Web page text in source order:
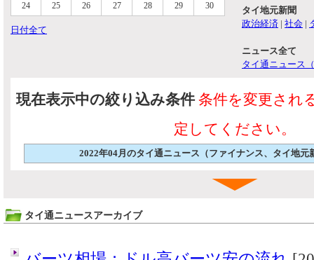
24 25 26 27 28 29 30
日付全て
タイ地元新聞
政治経済 | 社会 |
ニュース全て
タイ通ニュース
現在表示中の絞り込み条件 条件を変更され
定してください。
2022年04月のタイ通ニュース（ファイナンス、タイ地元
タイ通ニュースアーカイブ